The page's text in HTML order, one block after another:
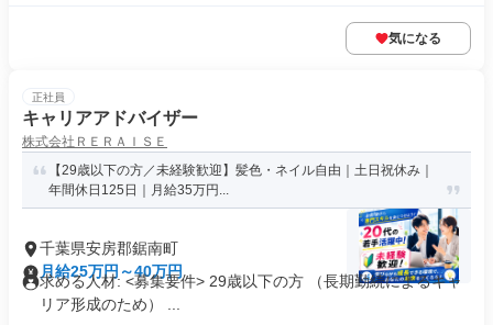
気になる
正社員
キャリアアドバイザー
株式会社ＲＥＲＡＩＳＥ
【29歳以下の方／未経験歓迎】髪色・ネイル自由｜土日祝休み｜
年間休日125日｜月給35万円...
千葉県安房郡鋸南町
月給25万円～40万円
求める人材: <募集要件> 29歳以下の方 （長期勤続によるキャ
リア形成のため） ...